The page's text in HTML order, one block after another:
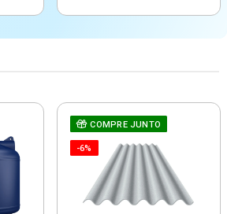
COMPRE JUNTO
-6%